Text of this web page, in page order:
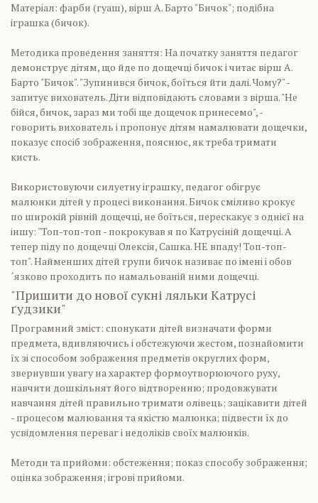
Матеріал: фарби (гуаш), вірш А. Барто "Бичок"; подібна
іграшка (бичок).
Методика проведення заняття: На початку заняття педагог
демонструє дітям, що йде по дощечці бичок і читає вірш А.
Барто "Бичок". "Зупинився бичок, боїться йти далі. Чому?" -
запитує вихователь. Діти відповідають словами з вірша. "Не
бійся, бичок, зараз ми тобі ще дощечок принесемо", -
говорить вихователь і пропонує дітям намалювати дощечки,
показує спосіб зображення, пояснює, як треба тримати
кисть.
Використовуючи силуетну іграшку, педагог обігрує
малюнки дітей у процесі виконання. Бичок сміливо крокує
по широкій рівній дощечці, не боїться, перескакує з однієї на
іншу: "Топ-топ-топ - покрокував я по Катрусіній дощечці. А
тепер піду по дощечці Олексія, Сашка. НЕ впаду! Топ-топ-
топ". Найменших дітей групи бичок називає по імені і обов
´язково проходить по намальованій ними дощечці.
"Пришити до нової сукні ляльки Катрусі
ґудзики"
Програмний зміст: спонукати дітей визначати форми
предмета, вдивляючись і обстежуючи жестом, познайомити
їх зі способом зображення предметів округлих форм,
звернувши увагу на характер формоутворюючого руху,
навчити дошкільнят його відтворенню; продовжувати
навчання дітей правильно тримати олівець; зацікавити дітей
- процесом малювання та якістю малюнка; підвести їх до
усвідомлення переваг і недоліків своїх малюнків.
Методи та прийоми: обстеження; показ способу зображення;
оцінка зображення; ігрові прийоми.